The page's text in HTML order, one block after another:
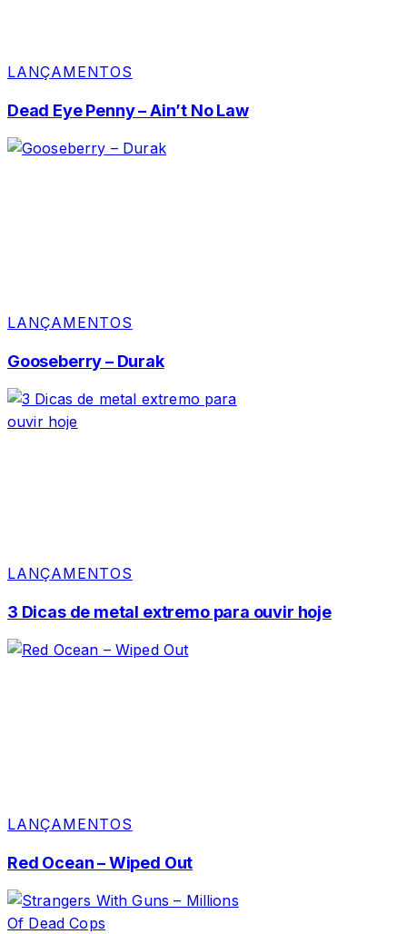
LANÇAMENTOS
Dead Eye Penny – Ain’t No Law
LANÇAMENTOS
Gooseberry – Durak
LANÇAMENTOS
3 Dicas de metal extremo para ouvir hoje
LANÇAMENTOS
Red Ocean – Wiped Out